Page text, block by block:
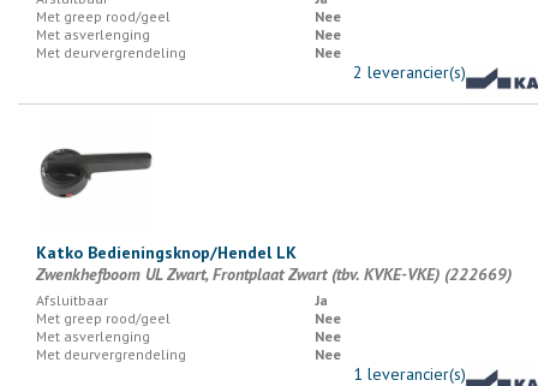
Met greep rood/geel
Nee
Met asverlenging
Nee
Met deurvergrendeling
Nee
2 leverancier(s)
Katko Bedieningsknop/Hendel LK
Zwenkhefboom UL Zwart, Frontplaat Zwart (tbv. KVKE-VKE) (222669)
Afsluitbaar
Ja
Met greep rood/geel
Nee
Met asverlenging
Nee
Met deurvergrendeling
Nee
1 leverancier(s)